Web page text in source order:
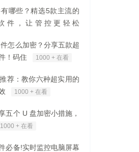
有哪些？精选5款主流的
件，让管控更轻松
怎么加密？分享五款超
！码住
1000 + 在看
荐：教你六种超实用的
1000 + 在看
五个 U 盘加密小措施，
1000 + 在看
必备!实时监控电脑屏幕